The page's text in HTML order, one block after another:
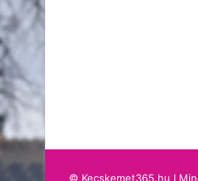
© Kecskemet365.hu I